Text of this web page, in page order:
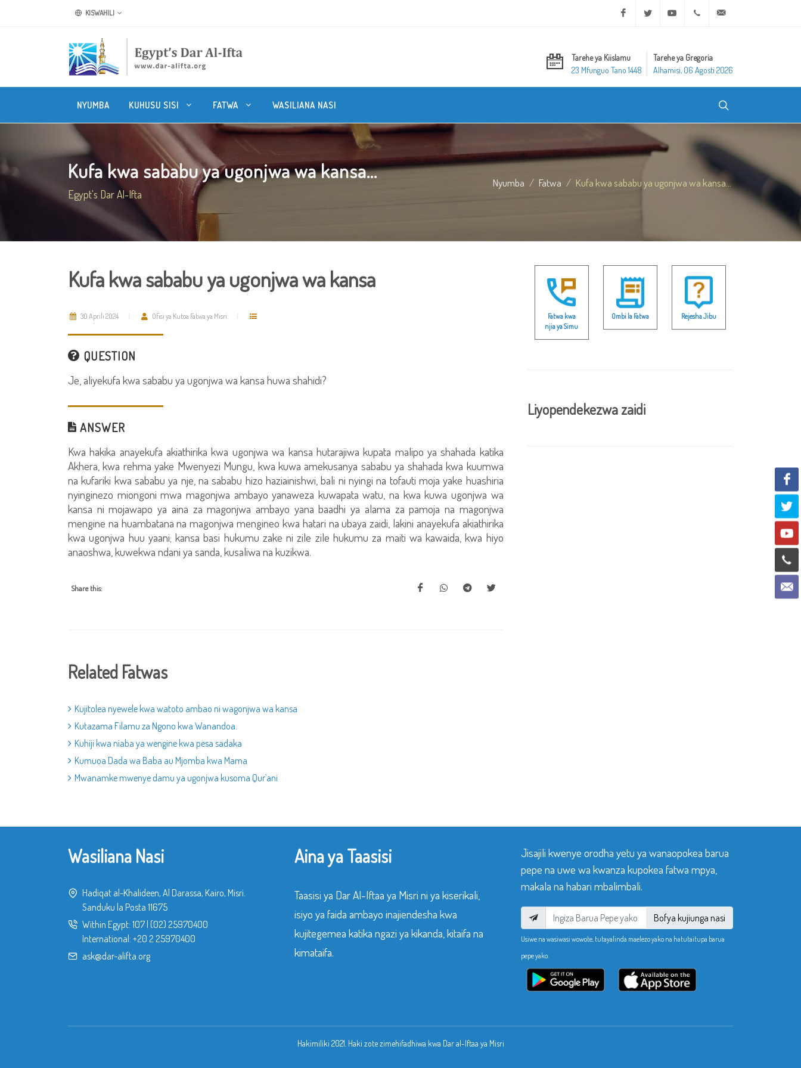
KISWAHILI Facebook Twitter Youtube +20 2 25970400
Tarehe ya Kiislamu
23 Mfunguo Tano 1448
Tarehe ya Gregoria
Alhamisi, 06 Agosti 2026
NYUMBA KUHUSU SISI FATWA WASILIANA NASI
Kufa kwa sababu ya ugonjwa wa kansa...
Egypt's Dar Al-Ifta
Nyumba Fatwa Kufa kwa sababu ya ugonjwa wa kansa...
Kufa kwa sababu ya ugonjwa wa kansa
30 Aprili 2024 Ofisi ya Kutoa Fatwa ya Misri
QUESTION
Je, aliyekufa kwa sababu ya ugonjwa wa kansa huwa shahidi?
ANSWER
Kwa hakika anayekufa akiathirika kwa ugonjwa wa kansa hutarajiwa kupata malipo ya shahada katika
Akhera, kwa rehma yake Mwenyezi Mungu, kwa kuwa amekusanya sababu ya shahada kwa kuumwa
na kufariki kwa sababu ya nje, na sababu hizo haziainishwi, bali ni nyingi na tofauti moja yake huashiria
nyinginezo miongoni mwa magonjwa ambayo yanaweza kuwapata watu, na kwa kuwa ugonjwa wa
kansa ni mojawapo ya aina za magonjwa ambayo yana baadhi ya alama za pamoja na magonjwa
mengine na huambatana na magonjwa mengineo kwa hatari na ubaya zaidi, lakini anayekufa akiathirika
kwa ugonjwa huu yaani; kansa basi hukumu zake ni zile zile hukumu za maiti wa kawaida, kwa hiyo
anaoshwa, kuwekwa ndani ya sanda, kusaliwa na kuzikwa.
Share this:
Related Fatwas
Kujitolea nyewele kwa watoto ambao ni wagonjwa wa kansa
Kutazama Filamu za Ngono kwa Wanandoa.
Kuhiji kwa niaba ya wengine kwa pesa sadaka
Kumuoa Dada wa Baba au Mjomba kwa Mama
Mwanamke mwenye damu ya ugonjwa kusoma Qur`ani
Fatwa kwa
njia ya Simu
Ombi la Fatwa Rejesha Jibu
Liyopendekezwa zaidi
Wasiliana Nasi
Hadiqat al-Khalideen, Al Darassa, Kairo, Misri.
Sanduku la Posta 11675
Within Egypt: 107 (02) 25970400
International: +20 2 25970400
ask@dar-alifta.org
Aina ya Taasisi
Taasisi ya Dar Al-Iftaa ya Misri ni ya kiserikali,
isiyo ya faida ambayo inajiendesha kwa
kujitegemea katika ngazi ya kikanda, kitaifa na
kimataifa.
Jisajili kwenye orodha yetu ya wanaopokea barua
pepe na uwe wa kwanza kupokea fatwa mpya,
makala na habari mbalimbali.
Bofya kujiunga nasi
Usiwe na wasiwasi wowote, tutayalinda maelezo yako na hatutaitupa barua
pepe yako.
Hakimiliki 2021. Haki zote zimehifadhiwa kwa Dar al-Iftaa ya Misri